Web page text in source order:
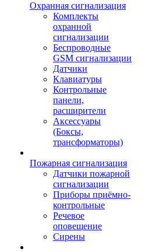
Охранная сигнализация
Комплекты
охранной
сигнализации
Беспроводные
GSM сигнализации
Датчики
Клавиатуры
Контрольные
панели,
расширители
Аксессуары
(Боксы,
трансформаторы)
Пожарная сигнализация
Датчики пожарной
сигнализации
Приборы приёмно-
контрольные
Речевое
оповещение
Сирены